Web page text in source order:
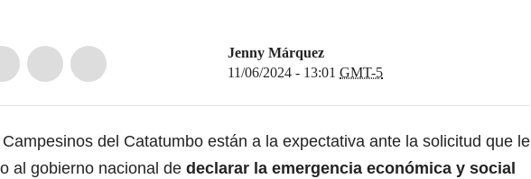
Jenny Márquez
11/06/2024 - 13:01 GMT-5
Campesinos del Catatumbo están a la expectativa ante la solicitud que le
al gobierno nacional de declarar la emergencia económica y social